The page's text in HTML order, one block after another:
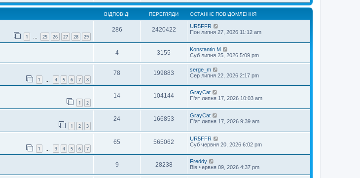
ВІДПОВІДІ ПЕРЕГЛЯДИ ОСТАННЄ ПОВІДОМЛЕННЯ
1 … 25 26 27 28 29
286 2420422
UR5FFR
Пон липня 27, 2026 11:12 am
4 3155
Konstantin M
Суб липня 25, 2026 5:09 pm
1 4 5 6 7 8
78 199883
serge_m
Сер липня 22, 2026 2:17 pm
1 2
14 104144
GrayCat
П'ят липня 17, 2026 10:03 am
1 2 3
24 166853
GrayCat
П'ят липня 17, 2026 9:39 am
1 3 4 5 6 7
65 565062
UR5FFR
Суб червня 20, 2026 6:02 pm
9 28238
Freddy
Вів червня 09, 2026 4:37 pm